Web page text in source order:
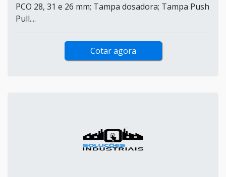
PCO 28, 31 e 26 mm; Tampa dosadora; Tampa Push
Pull....
Cotar agora